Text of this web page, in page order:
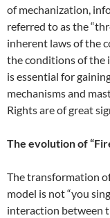
of mechanization,
referred to as the
inherent laws of the
the conditions of the
is essential for
mechanisms and
Rights are of great
The evolution of
The transformation
model is not “you
interaction between